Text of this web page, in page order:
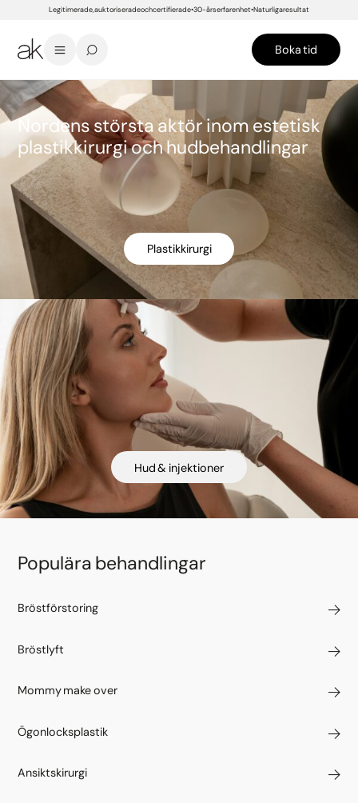
Legitimerade, auktoriserade och certifierade 30-års erfarenhet Naturliga resultat
Boka tid
Nordens största aktör inom estetisk
plastikkirurgi och hudbehandlingar
Plastikkirurgi
Hud & injektioner
Populära behandlingar
Bröstförstoring
Bröstlyft
Mommy make over
Ögonlocksplastik
Ansiktskirurgi